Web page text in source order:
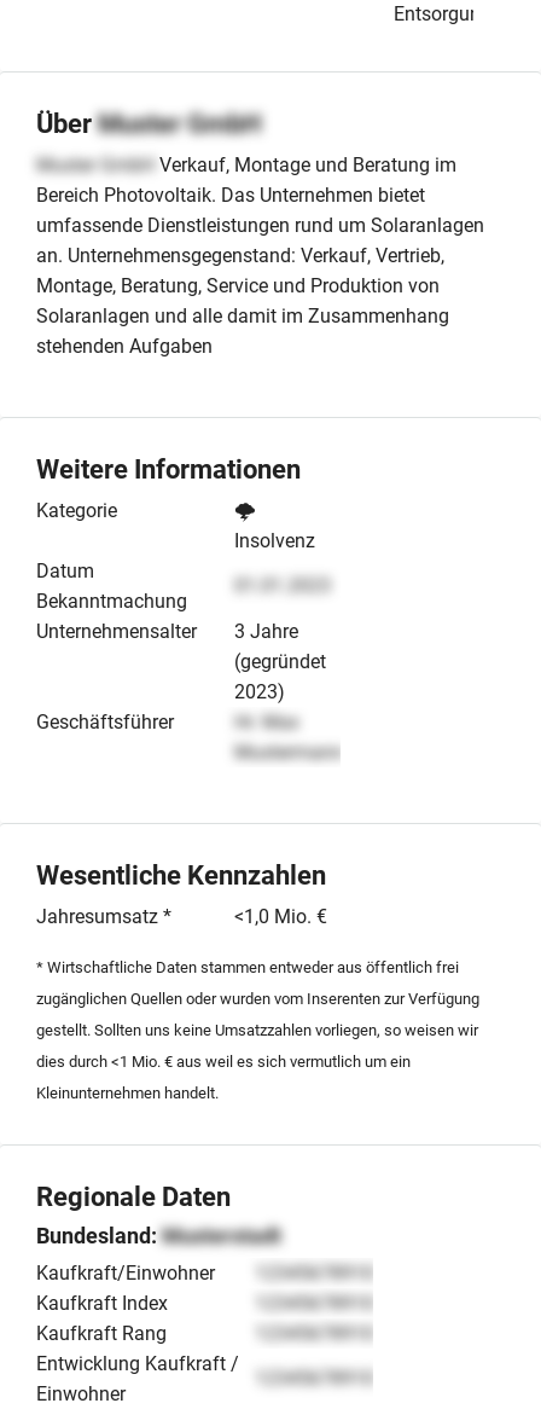
Entsorgung
ÜberMuster GmbH
Muster GmbH Verkauf, Montage und Beratung im
Bereich Photovoltaik. Das Unternehmen bietet
umfassende Dienstleistungen rund um Solaranlagen
an. Unternehmensgegenstand: Verkauf, Vertrieb,
Montage, Beratung, Service und Produktion von
Solaranlagen und alle damit im Zusammenhang
stehenden Aufgaben
Weitere Informationen
Kategorie
🌩️
Insolvenz
Datum
Bekanntmachung
Unternehmensalter
3 Jahre
(gegründet
2023)
Geschäftsführer
Hr. Max
Mustermann
Wesentliche Kennzahlen
Jahresumsatz * <1,0 Mio. €
* Wirtschaftliche Daten stammen entweder aus öffentlich frei
zugänglichen Quellen oder wurden vom Inserenten zur Verfügung
gestellt. Sollten uns keine Umsatzzahlen vorliegen, so weisen wir
dies durch <1 Mio. € aus weil es sich vermutlich um ein
Kleinunternehmen handelt.
Regionale Daten
Bundesland:Musterstadt
Kaufkraft/Einwohner
12345678910
Kaufkraft Index
12345678910
Kaufkraft Rang
12345678910
Entwicklung Kaufkraft /
Einwohner
12345678910